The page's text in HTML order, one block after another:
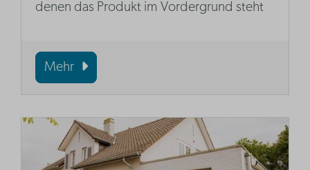
denen das Produkt im Vordergrund steht
Mehr